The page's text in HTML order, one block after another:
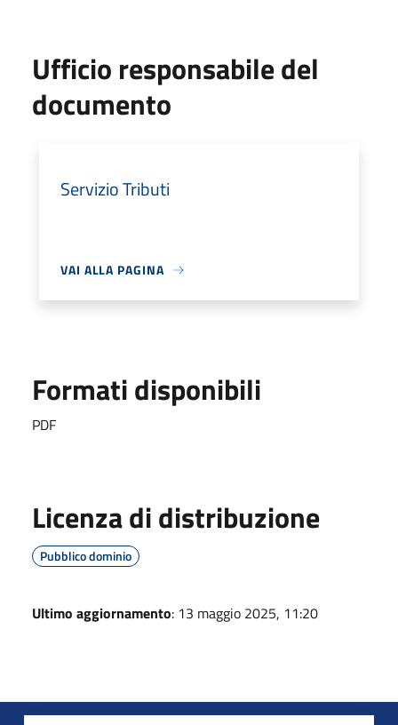
Ufficio responsabile del
documento
Servizio Tributi
VAI ALLA PAGINA
Formati disponibili
PDF
Licenza di distribuzione
Pubblico dominio
Ultimo aggiornamento: 13 maggio 2025, 11:20